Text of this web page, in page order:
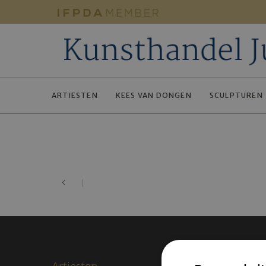
ARTIESTEN KEES VAN DONGEN SCULPTUREN